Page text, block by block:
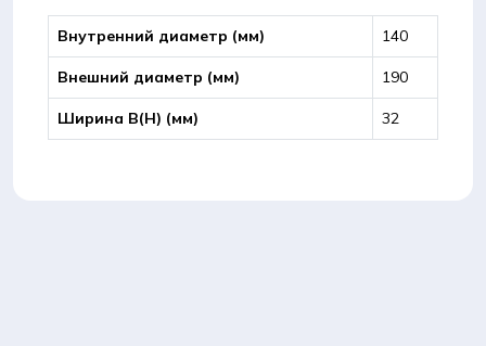
Внутренний диаметр (мм) 140
Внешний диаметр (мм) 190
Ширина B(Н) (мм) 32